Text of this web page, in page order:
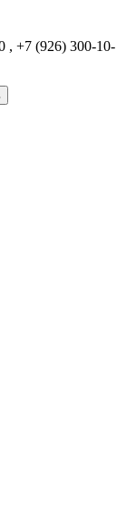
, +7 (926) 300-10-